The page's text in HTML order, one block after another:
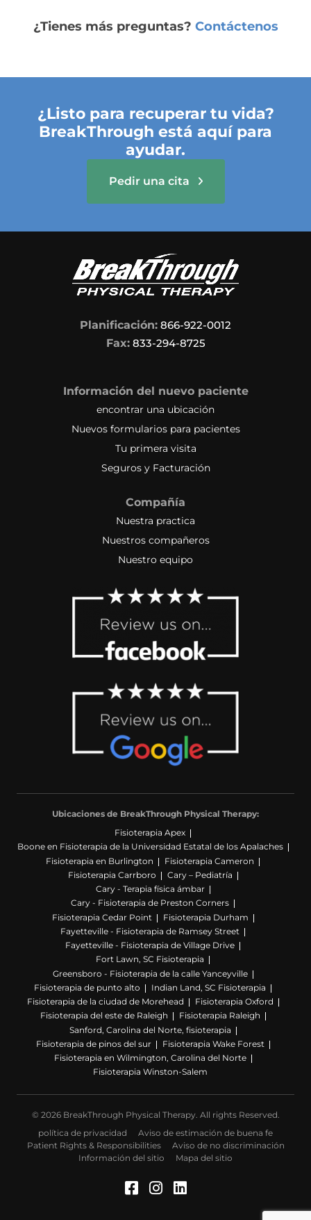
¿Tienes más preguntas? Contáctenos
¿Listo para recuperar tu vida?
BreakThrough está aquí para
ayudar.
Pedir una cita
Planificación: 866-922-0012
Fax:833-294-8725
Información del nuevo paciente
encontrar una ubicación
Nuevos formularios para pacientes
Tu primera visita
Seguros y Facturación
Compañía
Nuestra practica
Nuestros compañeros
Nuestro equipo
Ubicaciones de BreakThrough Physical Therapy:
Fisioterapia Apex
Boone en Fisioterapia de la Universidad Estatal de los Apalaches
Fisioterapia en Burlington
Fisioterapia Cameron
Fisioterapia Carrboro
Cary – Pediatría
Cary - Terapia física ámbar
Cary - Fisioterapia de Preston Corners
Fisioterapia Cedar Point
Fisioterapia Durham
Fayetteville - Fisioterapia de Ramsey Street
Fayetteville - Fisioterapia de Village Drive
Fort Lawn, SC Fisioterapia
Greensboro - Fisioterapia de la calle Yanceyville
Fisioterapia de punto alto
Indian Land, SC Fisioterapia
Fisioterapia de la ciudad de Morehead
Fisioterapia Oxford
Fisioterapia del este de Raleigh
Fisioterapia Raleigh
Sanford, Carolina del Norte, fisioterapia
Fisioterapia de pinos del sur
Fisioterapia Wake Forest
Fisioterapia en Wilmington, Carolina del Norte
Fisioterapia Winston-Salem
© 2026 BreakThrough Physical Therapy. All rights Reserved.
política de privacidad
Aviso de estimación de buena fe
Patient Rights & Responsibilities
Aviso de no discriminación
Información del sitio
Mapa del sitio
Facebook (Se abre en
Instagram (Se abre
LinkedIn (Se